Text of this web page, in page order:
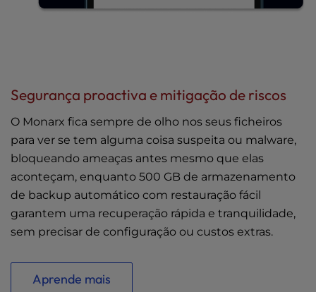
Segurança proactiva e mitigação de riscos
O Monarx fica sempre de olho nos seus ficheiros
para ver se tem alguma coisa suspeita ou malware,
bloqueando ameaças antes mesmo que elas
aconteçam, enquanto 500 GB de armazenamento
de backup automático com restauração fácil
garantem uma recuperação rápida e tranquilidade,
sem precisar de configuração ou custos extras.
Aprende mais